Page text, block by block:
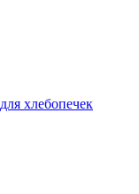
хлебопечек